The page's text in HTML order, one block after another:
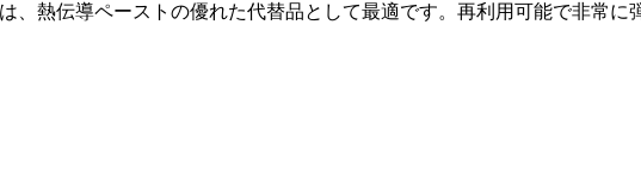
、熱伝導ペーストの優れた代替品として最適です。再利用可能で非常